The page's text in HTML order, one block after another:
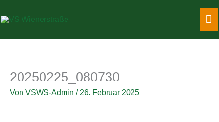
Inhalt
20250225_080730
Von VSWS-Admin / 26. Februar 2025